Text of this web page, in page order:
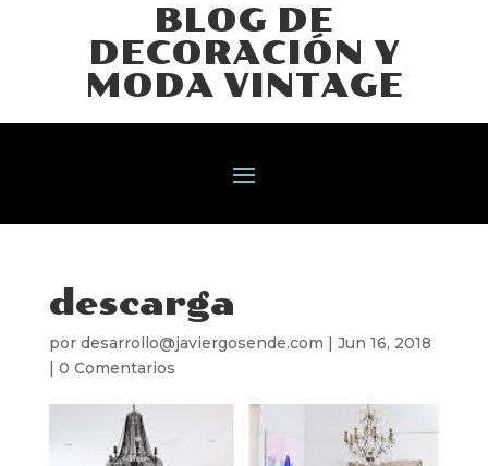
BLOG DE
DECORACIÓN Y
MODA VINTAGE
descarga
por desarrollo@javiergosende.com | Jun 16, 2018
| 0 Comentarios